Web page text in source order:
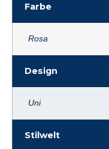
Farbe
Rosa
Design
Uni
Stilwelt